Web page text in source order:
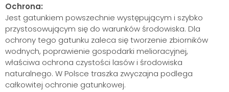
Ochrona:
Jest gatunkiem powszechnie występującym i szybko
przystosowującym się do warunków środowiska. Dla
ochrony tego gatunku zaleca się tworzenie zbiorników
wodnych, poprawienie gospodarki melioracyjnej,
właściwa ochrona czystości lasów i środowiska
naturalnego. W Polsce traszka zwyczajna podlega
całkowitej ochronie gatunkowej.